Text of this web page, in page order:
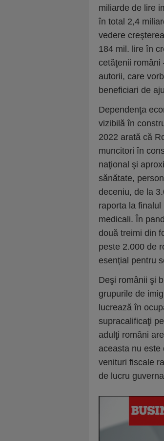
miliarde de lire
în total 2,4
vedere
184 mil. lire în
cetăţenii
autorii, care
beneficiari de
Dependenţa
vizibilă în
2022 arată că
muncitori în
naţional şi
sănătate,
deceniu, de la
raporta la
medicali. În
două treimi din
peste 2.000 de
esenţial pentru
Deşi românii şi
grupurile de
lucrează în
supracalificaţi
adulţi români
aceasta nu este
venituri fiscale
de lucru